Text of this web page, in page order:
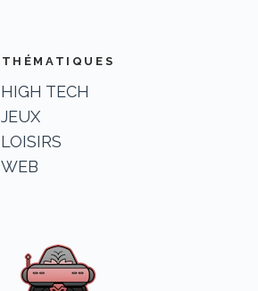
THÉMATIQUES
HIGH TECH
JEUX
LOISIRS
WEB